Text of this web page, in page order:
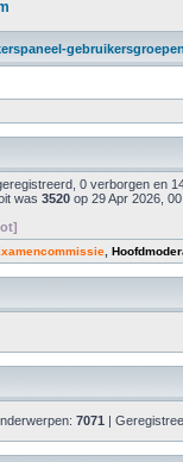
0 verborgen en
was 3520 op 29 Apr 2026,
7071 |